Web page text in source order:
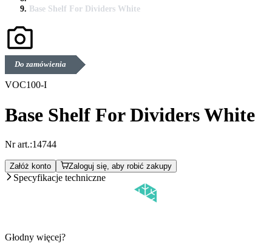
Base Shelf For Dividers White
Do zamówienia
VOC100-I
Base Shelf For Dividers White
Nr art.:14744
Załóż konto Zaloguj się, aby robić zakupy
Specyfikacje techniczne
Głodny więcej?